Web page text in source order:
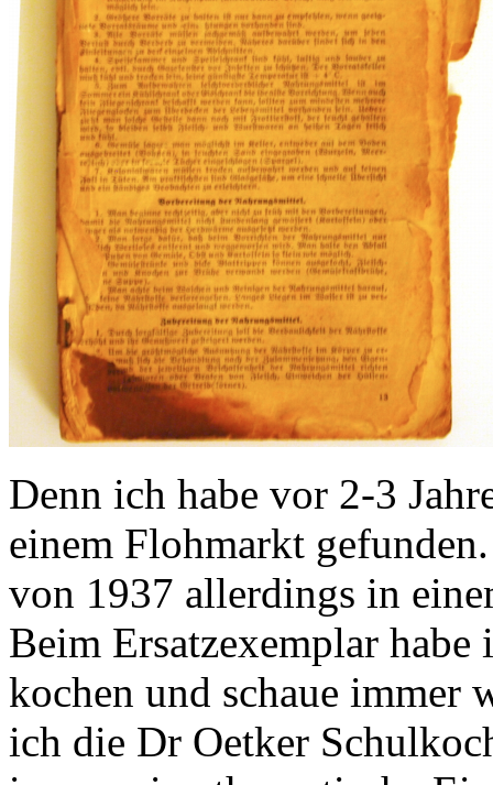
Denn ich habe vor 2-3
einem Flohmarkt
von 1937 allerdings in
Beim Ersatzexemplar
kochen und schaue immer
ich die Dr Oetker